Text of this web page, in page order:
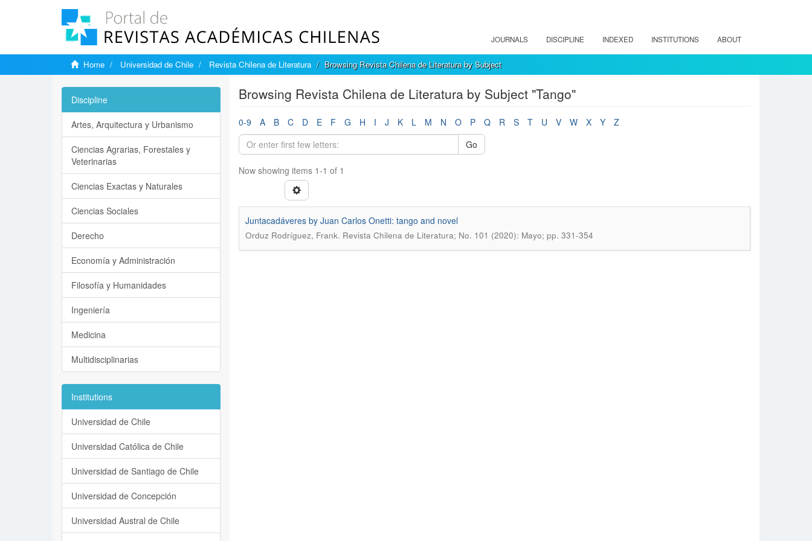
JOURNALS DISCIPLINE INDEXED INSTITUTIONS ABOUT
Home Universidad de Chile Revista Chilena de Literatura Browsing Revista Chilena de Literatura by Subject
Browsing Revista Chilena de Literatura by Subject "Tango"
0-9 A B C D E F G H I J K L M N O P Q R S T U V W X Y
Z
Go
Now showing items 1-1 of 1
Juntacadáveres by Juan Carlos Onetti: tango and novel
Orduz Rodríguez, Frank. Revista Chilena de Literatura; No. 101 (2020): Mayo; pp. 331-354
Discipline
Artes, Arquitectura y Urbanismo
Ciencias Agrarias, Forestales y
Veterinarias
Ciencias Exactas y Naturales
Ciencias Sociales
Derecho
Economía y Administración
Filosofía y Humanidades
Ingeniería
Medicina
Multidisciplinarias
Institutions
Universidad de Chile
Universidad Católica de Chile
Universidad de Santiago de Chile
Universidad de Concepción
Universidad Austral de Chile